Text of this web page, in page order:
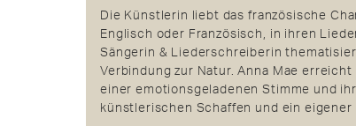
Die Künstlerin liebt das französische
Englisch oder Französisch, in ihren
Sängerin & Liederschreiberin
Verbindung zur Natur. Anna Mae
einer emotionsgeladenen Stimme und
künstlerischen Schaffen und ein